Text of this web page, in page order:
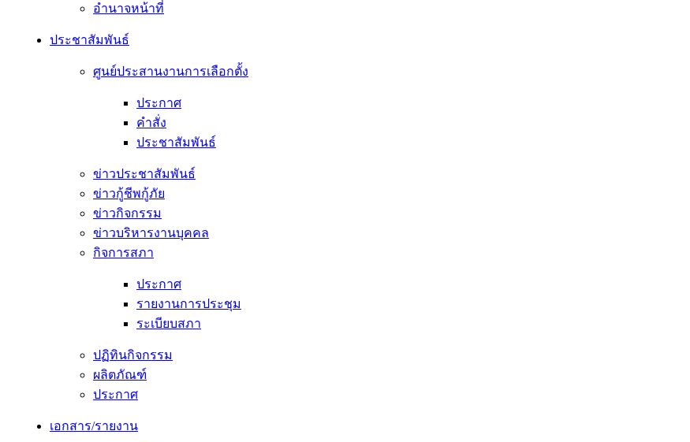
อํานาจหน้าที่
ประชาสัมพันธ์
ศูนย์ประสานงานการเลือกตั้ง
ประกาศ
คำสั่ง
ประชาสัมพันธ์
ข่าวประชาสัมพันธ์
ข่าวกู้ชีพกู้ภัย
ข่าวกิจกรรม
ข่าวบริหารงานบุคคล
กิจการสภา
ประกาศ
รายงานการประชุม
ระเบียบสภา
ปฏิทินกิจกรรม
ผลิตภัณฑ์
ประกาศ
เอกสาร/รายงาน